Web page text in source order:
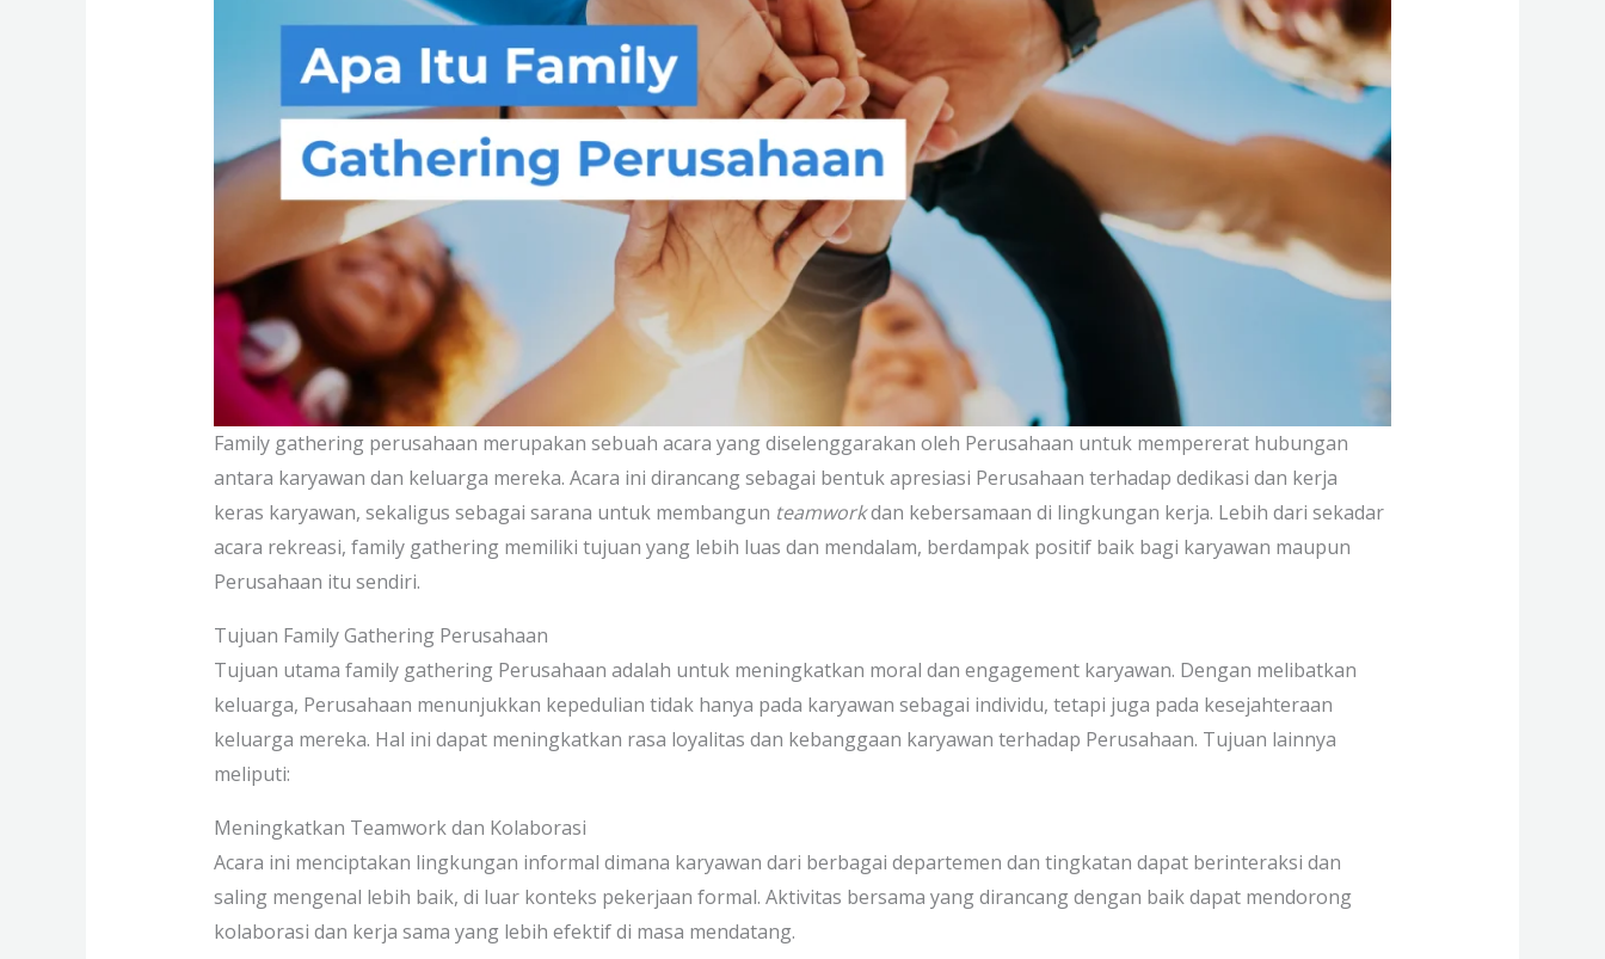
Family gathering perusahaan merupakan sebuah acara yang diselenggarakan oleh Perusahaan untuk mempererat hubungan
antara karyawan dan keluarga mereka. Acara ini dirancang sebagai bentuk apresiasi Perusahaan terhadap dedikasi dan kerja
keras karyawan, sekaligus sebagai sarana untuk membangun teamworkdan kebersamaan di lingkungan kerja. Lebih dari sekadar
acara rekreasi, family gathering memiliki tujuan yang lebih luas dan mendalam, berdampak positif baik bagi karyawan maupun
Perusahaan itu sendiri.
Tujuan Family Gathering Perusahaan
Tujuan utama family gathering Perusahaan adalah untuk meningkatkan moral dan engagement karyawan. Dengan melibatkan
keluarga, Perusahaan menunjukkan kepedulian tidak hanya pada karyawan sebagai individu, tetapi juga pada kesejahteraan
keluarga mereka. Hal ini dapat meningkatkan rasa loyalitas dan kebanggaan karyawan terhadap Perusahaan. Tujuan lainnya
meliputi:
Meningkatkan Teamwork dan Kolaborasi
Acara ini menciptakan lingkungan informal dimana karyawan dari berbagai departemen dan tingkatan dapat berinteraksi dan
saling mengenal lebih baik, di luar konteks pekerjaan formal. Aktivitas bersama yang dirancang dengan baik dapat mendorong
kolaborasi dan kerja sama yang lebih efektif di masa mendatang.